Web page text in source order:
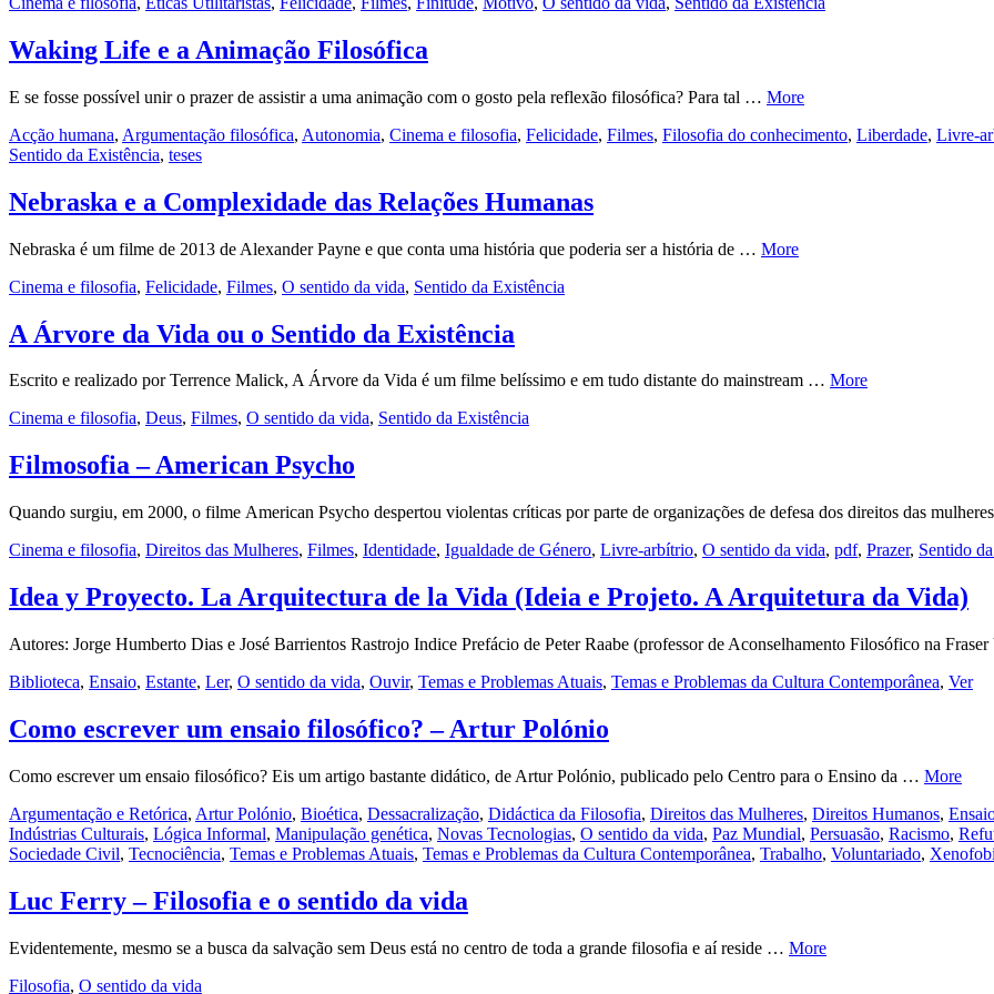
Waking Life e a Animação Filosófica
E se fosse possível unir o prazer de assistir a uma animação com o gosto pela reflexão filosófica? Para tal … More
Acção humana, Argumentação filosófica, Autonomia, Cinema e filosofia, Felicidade, Filmes, Filosofia do conhecimento, Liberdade, Livre-
Sentido da Existência, teses
Nebraska e a Complexidade das Relações Humanas
Nebraska é um filme de 2013 de Alexander Payne e que conta uma história que poderia ser a história de … More
Cinema e filosofia, Felicidade, Filmes, O sentido da vida, Sentido da Existência
A Árvore da Vida ou o Sentido da Existência
Escrito e realizado por Terrence Malick, A Árvore da Vida é um filme belíssimo e em tudo distante do mainstream … More
Cinema e filosofia, Deus, Filmes, O sentido da vida, Sentido da Existência
Filmosofia – American Psycho
Quando surgiu, em 2000, o filme American Psycho despertou violentas críticas por parte de organizações de defesa dos direitos das
Cinema e filosofia, Direitos das Mulheres, Filmes, Identidade, Igualdade de Género, Livre-arbítrio, O sentido da vida, pdf, Prazer, Sentido
Idea y Proyecto. La Arquitectura de la Vida (Ideia e Projeto. A Arquitetura da Vida)
Autores: Jorge Humberto Dias e José Barrientos Rastrojo Indice Prefácio de Peter Raabe (professor de Aconselhamento Filosófico na
Biblioteca, Ensaio, Estante, Ler, O sentido da vida, Ouvir, Temas e Problemas Atuais, Temas e Problemas da Cultura Contemporânea, Ver
Como escrever um ensaio filosófico? – Artur Polónio
Como escrever um ensaio filosófico? Eis um artigo bastante didático, de Artur Polónio, publicado pelo Centro para o Ensino da … More
Argumentação e Retórica, Artur Polónio, Bioética, Dessacralização, Didáctica da Filosofia, Direitos das Mulheres, Direitos Humanos,
Indústrias Culturais, Lógica Informal, Manipulação genética, Novas Tecnologias, O sentido da vida, Paz Mundial, Persuasão, Racismo,
Sociedade Civil, Tecnociência, Temas e Problemas Atuais, Temas e Problemas da Cultura Contemporânea, Trabalho, Voluntariado,
Luc Ferry – Filosofia e o sentido da vida
Evidentemente, mesmo se a busca da salvação sem Deus está no centro de toda a grande filosofia e aí reside … More
Filosofia, O sentido da vida